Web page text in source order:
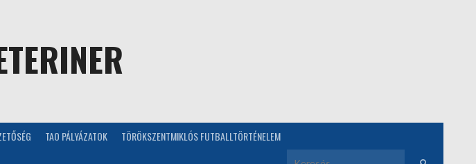
TAO PÁLYÁZATOK TÖRÖKSZENTMIKLÓS FUTBALLTÖRTÉNELEM
Keresés: